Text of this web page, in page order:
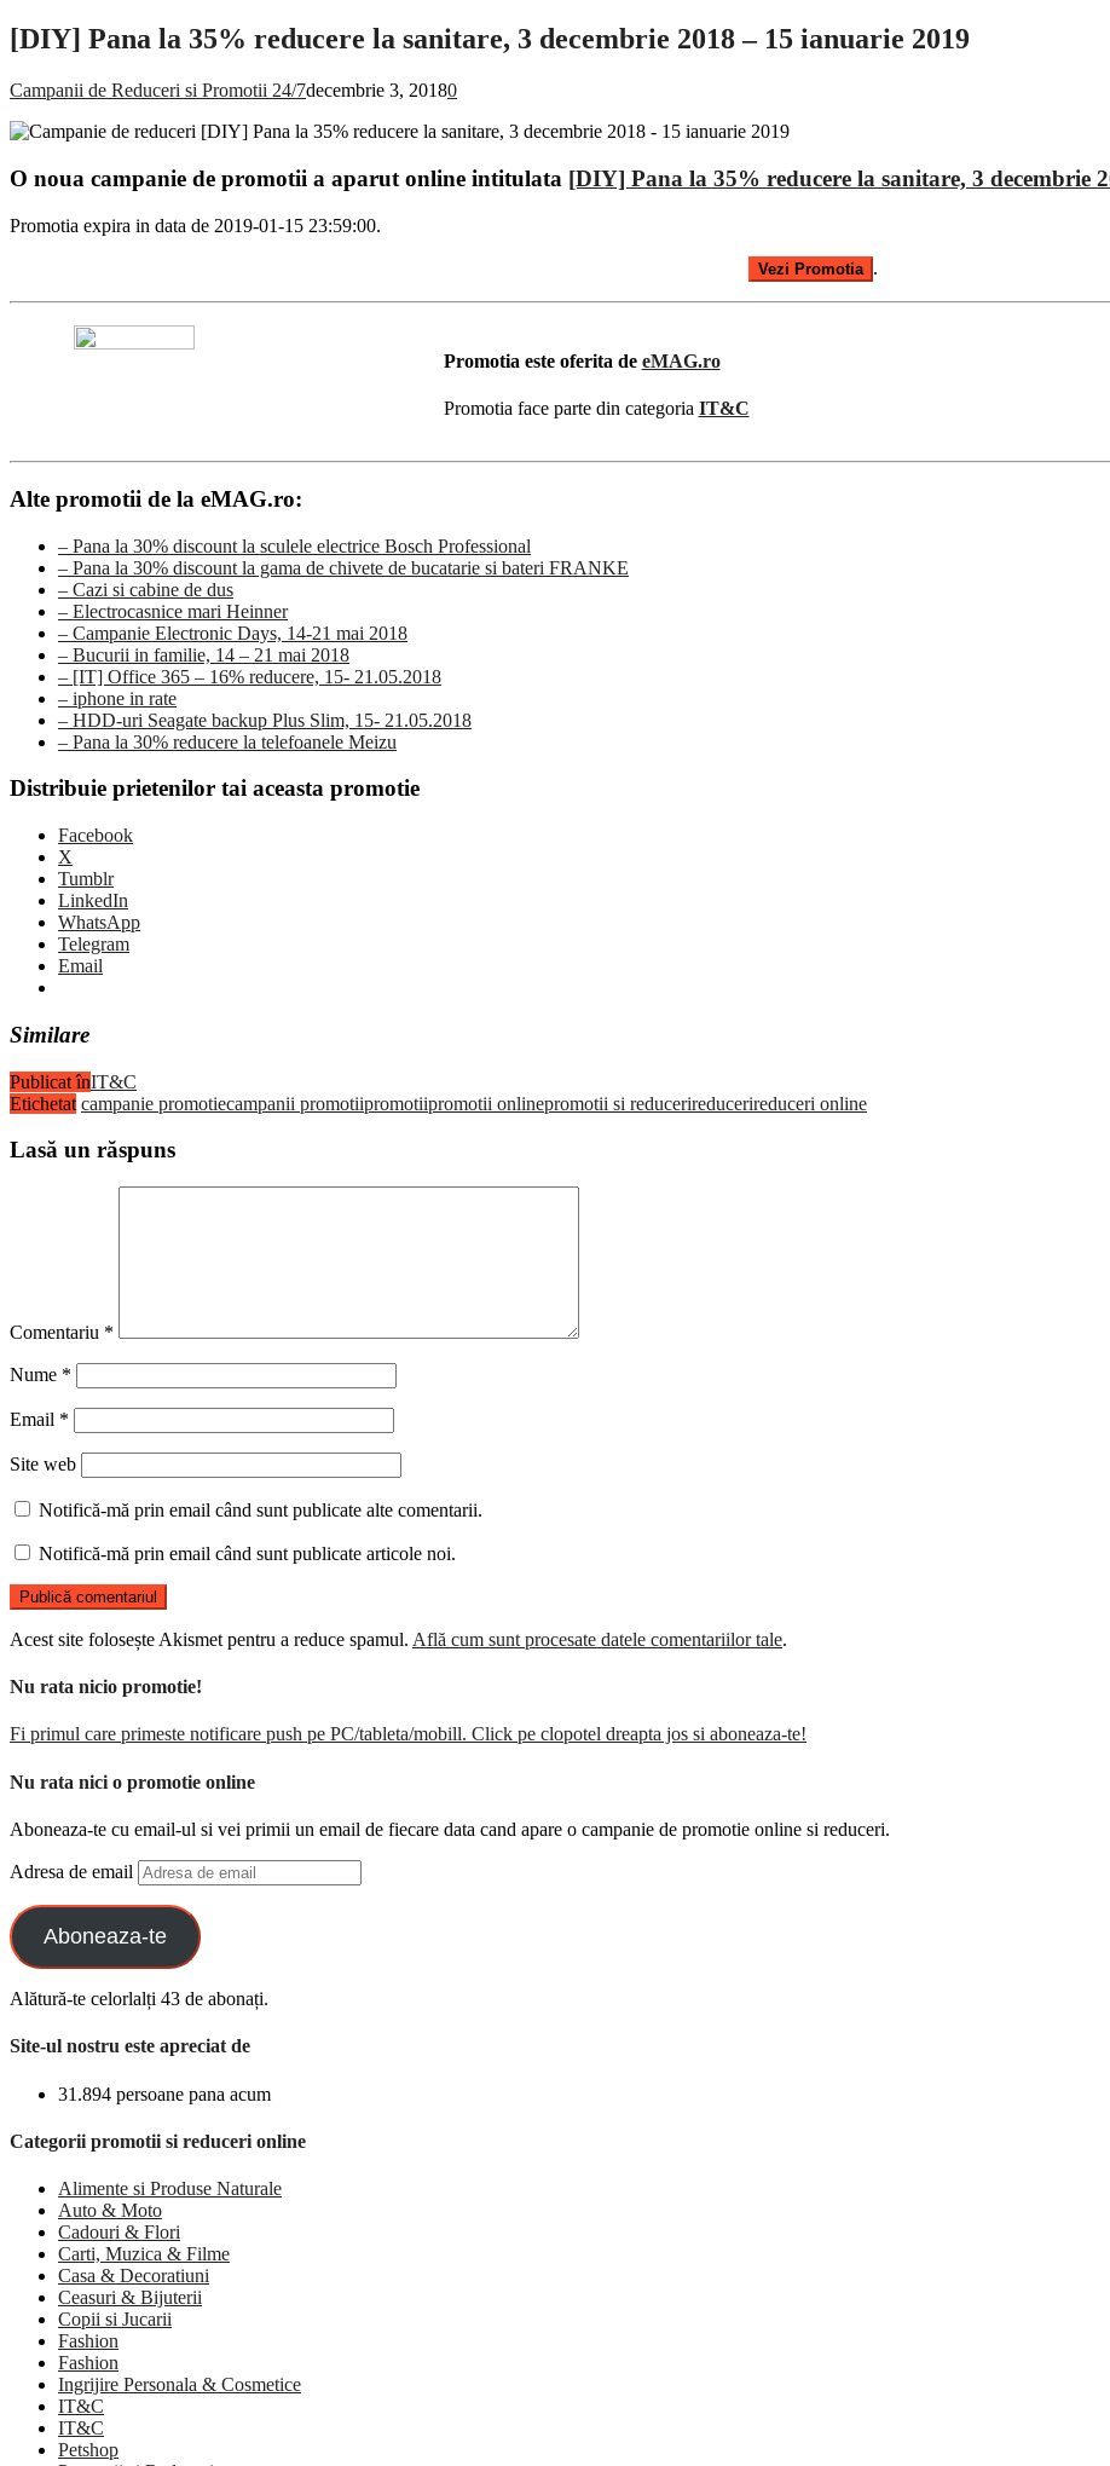
[DIY] Pana la 35% reducere la sanitare, 3 decembrie 2018 – 15 ianuarie 2019
Campanii de Reduceri si Promotii 24/7decembrie 3, 20180
O noua campanie de promotii a aparut online intitulata [DIY] Pana la 35% reducere la sanitare, 3 decembrie
Promotia expira in data de 2019-01-15 23:59:00.
Vezi Promotia .
Promotia este oferita de eMAG.ro
Promotia face parte din categoria IT&C
Alte promotii de la eMAG.ro:
– Pana la 30% discount la sculele electrice Bosch Professional
– Pana la 30% discount la gama de chivete de bucatarie si bateri FRANKE
– Cazi si cabine de dus
– Electrocasnice mari Heinner
– Campanie Electronic Days, 14-21 mai 2018
– Bucurii in familie, 14 – 21 mai 2018
– [IT] Office 365 – 16% reducere, 15- 21.05.2018
– iphone in rate
– HDD-uri Seagate backup Plus Slim, 15- 21.05.2018
– Pana la 30% reducere la telefoanele Meizu
Distribuie prietenilor tai aceasta promotie
Facebook
X
Tumblr
LinkedIn
WhatsApp
Telegram
Email
Similare
Publicat înIT&C
Etichetat campanie promotiecampanii promotiipromotiipromotii onlinepromotii si reducerireducerireduceri online
Lasă un răspuns
Comentariu *
Nume *
Email *
Site web
Notifică-mă prin email când sunt publicate alte comentarii.
Notifică-mă prin email când sunt publicate articole noi.
Acest site folosește Akismet pentru a reduce spamul. Află cum sunt procesate datele comentariilor tale.
Nu rata nicio promotie!
Fi primul care primeste notificare push pe PC/tableta/mobill. Click pe clopotel dreapta jos si aboneaza-te!
Nu rata nici o promotie online
Aboneaza-te cu email-ul si vei primii un email de fiecare data cand apare o campanie de promotie online si reduceri.
Adresa de email
Aboneaza-te
Alătură-te celorlalți 43 de abonați.
Site-ul nostru este apreciat de
31.894 persoane pana acum
Categorii promotii si reduceri online
Alimente si Produse Naturale
Auto & Moto
Cadouri & Flori
Carti, Muzica & Filme
Casa & Decoratiuni
Ceasuri & Bijuterii
Copii si Jucarii
Fashion
Fashion
Ingrijire Personala & Cosmetice
IT&C
IT&C
Petshop